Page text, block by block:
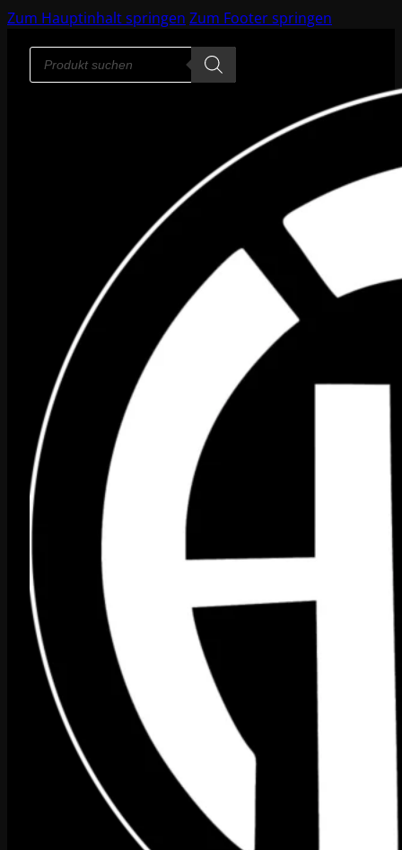
Zum Hauptinhalt springen Zum Footer springen
Products
search